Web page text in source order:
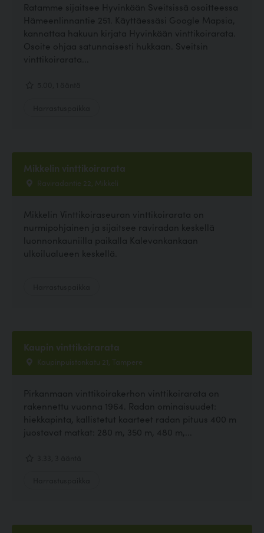
Ratamme sijaitsee Hyvinkään Sveitsissä osoitteessa
Hämeenlinnantie 251. Käyttäessäsi Google Mapsia,
kannattaa hakuun kirjata Hyvinkään vinttikoirarata.
Osoite ohjaa satunnaisesti hukkaan. Sveitsin
vinttikoirarata...
Mikkelin vinttikoirarata
Raviradantie 22, Mikkeli
Mikkelin Vinttikoiraseuran vinttikoirarata on
nurmipohjainen ja sijaitsee raviradan keskellä
luonnonkauniilla paikalla Kalevankankaan
ulkoilualueen keskellä.
Kaupin vinttikoirarata
Kaupinpuistonkatu 21, Tampere
Pirkanmaan vinttikoirakerhon vinttikoirarata on
rakennettu vuonna 1964. Radan ominaisuudet:
hiekkapinta, kallistetut kaarteet radan pituus 400 m
juostavat matkat: 280 m, 350 m, 480 m,...